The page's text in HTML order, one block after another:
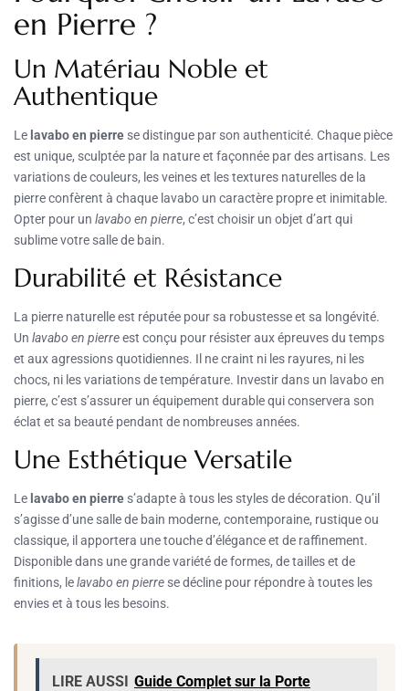
en Pierre ?
Un Matériau Noble et
Authentique
Le lavabo en pierre se distingue par son authenticité. Chaque pièce
est unique, sculptée par la nature et façonnée par des artisans. Les
variations de couleurs, les veines et les textures naturelles de la
pierre confèrent à chaque lavabo un caractère propre et inimitable.
Opter pour un lavabo en pierre, c’est choisir un objet d’art qui
sublime votre salle de bain.
Durabilité et Résistance
La pierre naturelle est réputée pour sa robustesse et sa longévité.
Un lavabo en pierreest conçu pour résister aux épreuves du temps
et aux agressions quotidiennes. Il ne craint ni les rayures, ni les
chocs, ni les variations de température. Investir dans un lavabo en
pierre, c’est s’assurer un équipement durable qui conservera son
éclat et sa beauté pendant de nombreuses années.
Une Esthétique Versatile
Le lavabo en pierre s’adapte à tous les styles de décoration. Qu’il
s’agisse d’une salle de bain moderne, contemporaine, rustique ou
classique, il apportera une touche d’élégance et de raffinement.
Disponible dans une grande variété de formes, de tailles et de
finitions, lelavabo en pierre se décline pour répondre à toutes les
envies et à tous les besoins.
LIRE AUSSI Guide Complet sur la Porte